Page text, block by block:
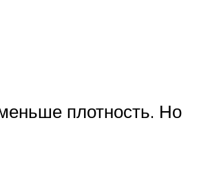
плотность. Но